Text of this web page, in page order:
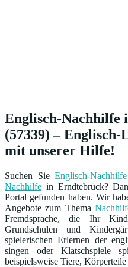
Englisch-Nachhilfe
(57339) – Englisch-
mit unserer Hilfe!
Suchen Sie Englisch-Nachhilfe
Nachhilfe in Erndtebrück?
Portal gefunden haben. Wir
Angebote zum Thema
Fremdsprache, die Ihr
Grundschulen und
spielerischen Erlernen der
singen oder Klatschspiele
beispielsweise Tiere,